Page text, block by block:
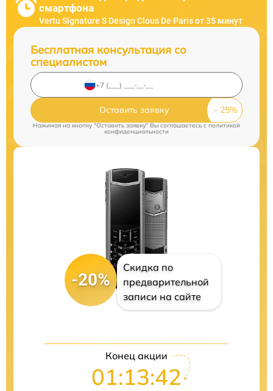
смартфона
Vertu Signature S Design Clous De Paris от 35 минут
Бесплатная консультация со
специалистом
Оставить заявку
Нажимая на кнопку "Оставить заявку" Вы соглашаетесь cполитикой
конфиденциальности
-20%
Скидка по
предварительной
записи на сайте
Конец акции
01:13:41